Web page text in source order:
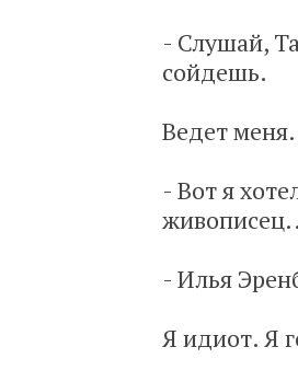
- Слушай,
сойдешь.
Ведет
- Вот я
- Илья
Я идиот. Я